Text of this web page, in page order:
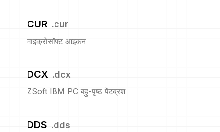
CUR .cur
माइक्रोसॉफ्ट आइकन
DCX .dcx
ZSoft IBM PC बहु-पृष्ठ पेंटब्रश
DDS .dds